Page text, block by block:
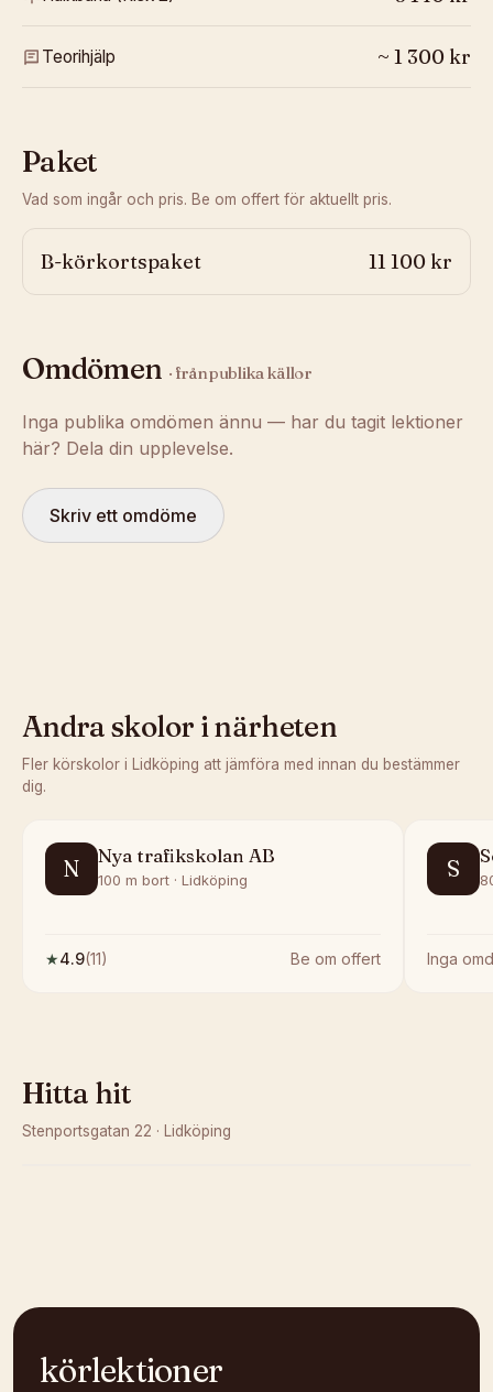
Teorihjälp ~ 1 300 kr
Paket
Vad som ingår och pris. Be om offert för aktuellt pris.
B-körkortspaket 11 100 kr
Omdömen · från publika källor
Inga publika omdömen ännu — har du tagit lektioner
här? Dela din upplevelse.
Skriv ett omdöme
Andra skolor i närheten
Fler körskolor i Lidköping att jämföra med innan du bestämmer
dig.
N Nya trafikskolan AB
100 m bort · Lidköping
★4.9(11) Be om offert
S
Inga
Hitta hit
Stenportsgatan 22 · Lidköping
körlektioner